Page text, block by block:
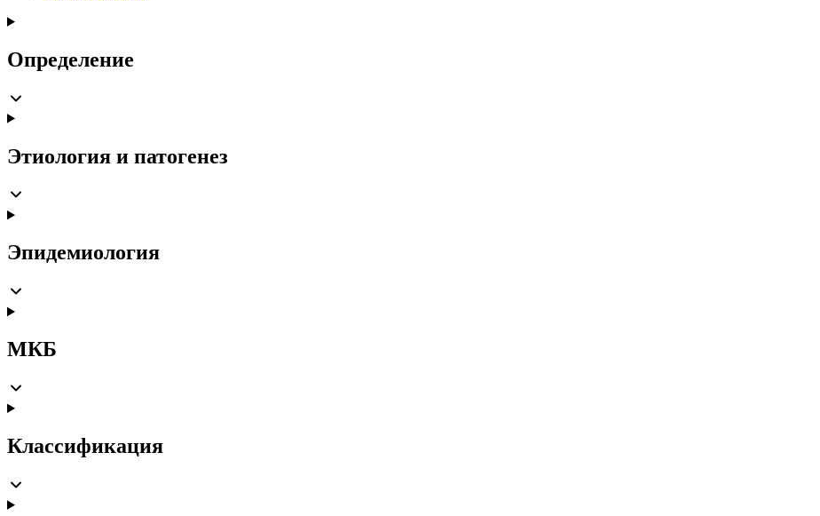
Определение
Этиология и патогенез
Эпидемиология
МКБ
Классификация